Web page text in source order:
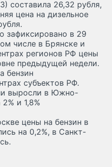
составила 26,32 рубля,
цена на дизельное
зафиксировано в 29
числе в Брянске и
регионов РФ цены
предыдущей недели.
бензин
субъектов РФ.
выросли в Южно-
и 1,8%
цены на бензин в
на 0,2%, в Санкт-